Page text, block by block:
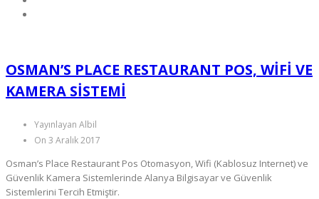
OSMAN’S PLACE RESTAURANT POS, WIFI VE
KAMERA SISTEMI
Yayınlayan Albil
On 3 Aralık 2017
Osman’s Place Restaurant Pos Otomasyon, Wifi (Kablosuz Internet) ve
Güvenlik Kamera Sistemlerinde Alanya Bilgisayar ve Güvenlik
Sistemlerini Tercih Etmiştir.